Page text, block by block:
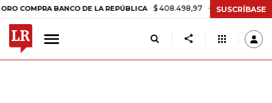
BANCO DE LA REPÚBLICA $ 408.498,97 +$ 8.753,81 +2,19%
SUSCRÍBASE